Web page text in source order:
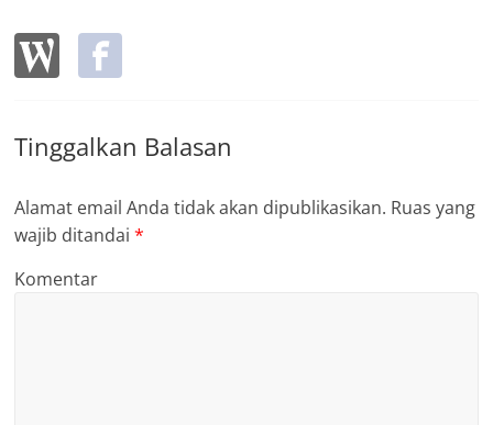
Tinggalkan Balasan
Alamat email Anda tidak akan dipublikasikan. Ruas yang
wajib ditandai*
Komentar